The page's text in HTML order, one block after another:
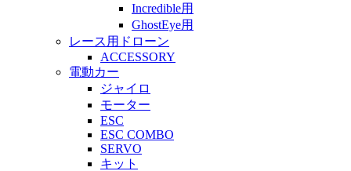
Incredible用
GhostEye用
レース用ドローン
ACCESSORY
電動カー
ジャイロ
モーター
ESC
ESC COMBO
SERVO
キット